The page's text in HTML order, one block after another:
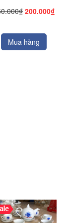
200.000₫
Mua hàng